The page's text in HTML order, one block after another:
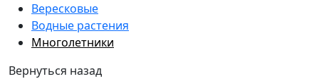
Вересковые
Водные растения
Многолетники
Вернуться назад